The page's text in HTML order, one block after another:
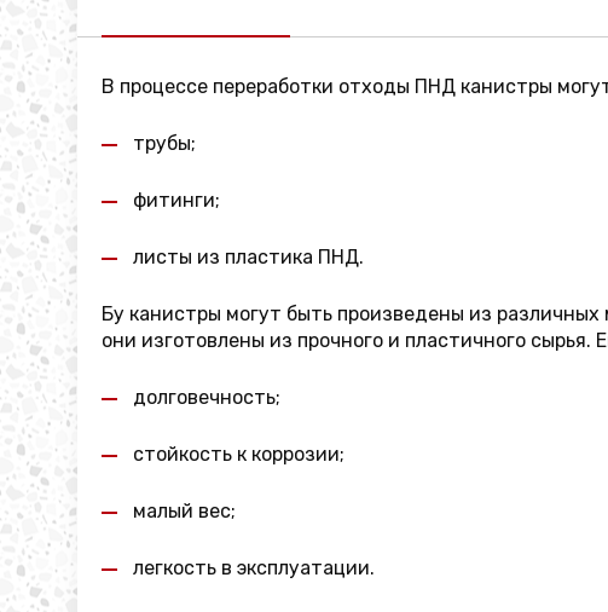
В процессе переработки отходы ПНД канистры
трубы;
фитинги;
листы из пластика ПНД.
Бу канистры могут быть произведены из
они изготовлены из прочного и пластичного сырья.
долговечность;
стойкость к коррозии;
малый вес;
легкость в эксплуатации.